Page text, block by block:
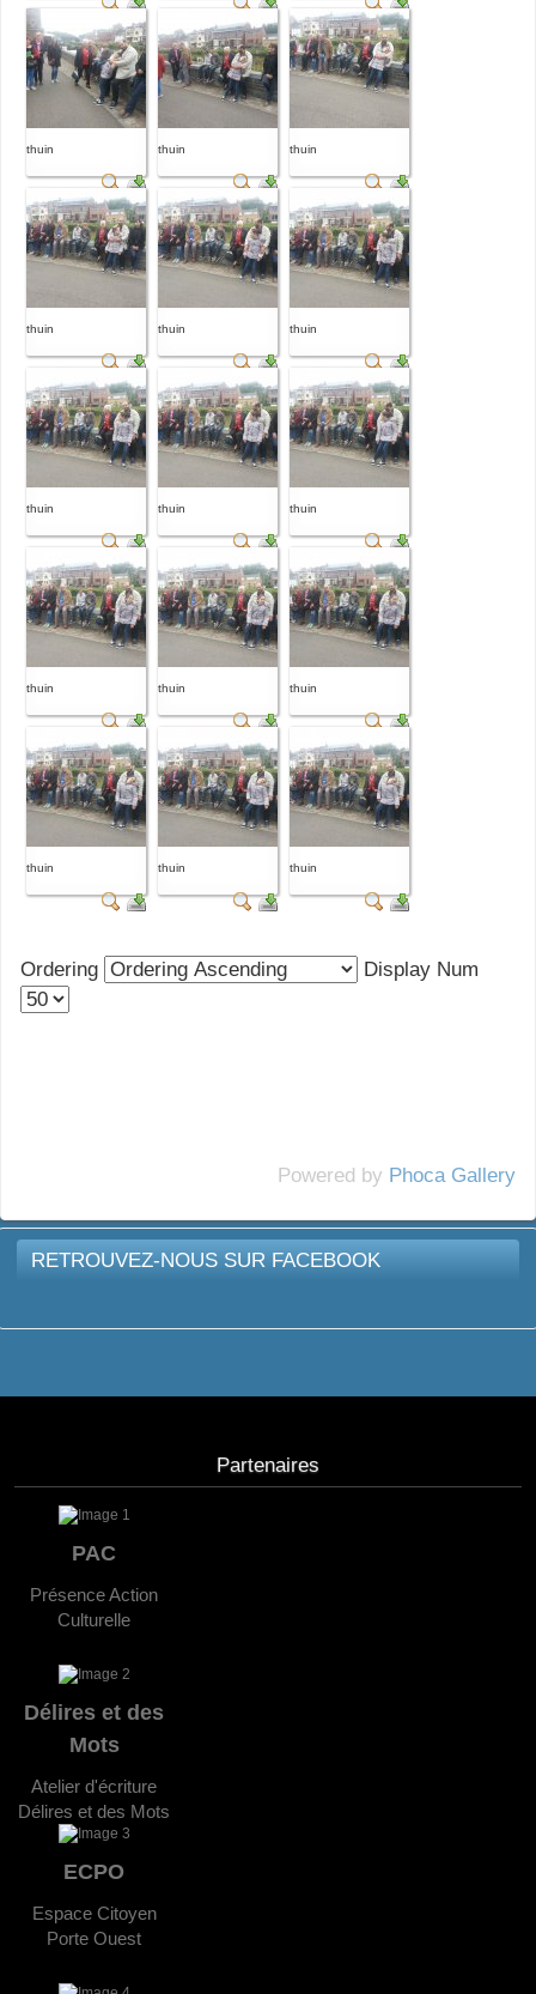
thuin thuin thuin
thuin thuin thuin
thuin thuin thuin
thuin thuin thuin
thuin thuin thuin
Ordering Display Num
Powered by Phoca Gallery
RETROUVEZ-NOUS SUR FACEBOOK
Partenaires
PAC
Présence Action
Culturelle
Délires et des
Mots
Atelier d'écriture
Délires et des Mots
ECPO
Espace Citoyen
Porte Ouest